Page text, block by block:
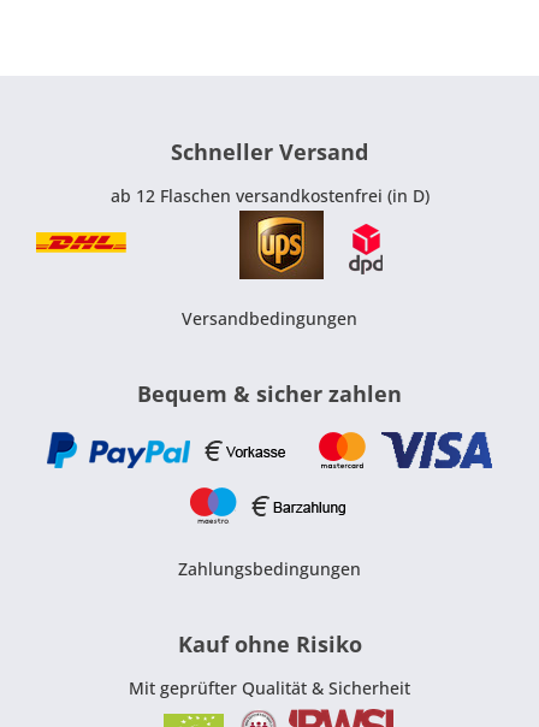
Schneller Versand
ab 12 Flaschen versandkostenfrei (in D)
Versandbedingungen
Bequem & sicher zahlen
Zahlungsbedingungen
Kauf ohne Risiko
Mit geprüfter Qualität & Sicherheit